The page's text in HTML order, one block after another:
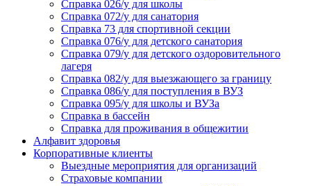
Справка 026/у для школы
Справка 072/у для санатория
Справка 73 для спортивной секции
Справка 076/у для детского санатория
Справка 079/у для детского оздоровительного
лагеря
Справка 082/у для выезжающего за границу
Справка 086/у для поступления в ВУЗ
Справка 095/у для школы и ВУЗа
Справка в бассейн
Справка для проживания в общежитии
Алфавит здоровья
Корпоративные клиенты
Выездные мероприятия для организаций
Страховые компании